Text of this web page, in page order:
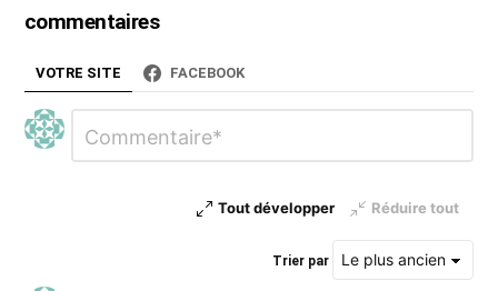
commentaires
VOTRE SITE FACEBOOK
Laisser
un
commentaire
Tout développer Réduire tout
Trier par